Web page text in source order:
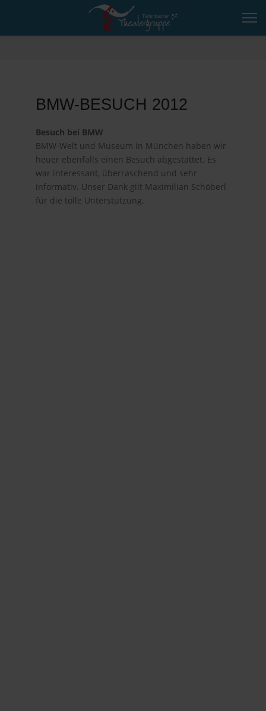
BMW-BESUCH 2012
Besuch bei BMW
BMW-Welt und Museum in München haben wir
heuer ebenfalls einen Besuch abgestattet. Es
war interessant, überraschend und sehr
informativ. Unser Dank gilt Maximilian Schöberl
für die tolle Unterstützung.